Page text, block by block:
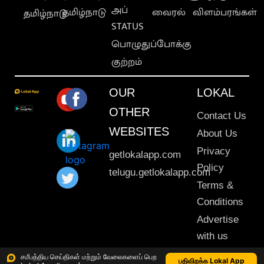
சமீபத்திய செய்திகள் மற்றும் வேலைகளைப் பெற
பதிவிறக்க Lokal App
தமிழ்நாடுதமிழ்நாடு அப்
STATUS
பொழுதுப்போக்கு
குற்றம்
வைரல் விளம்பரங்கள்
OUR
OTHER
WEBSITES
getlokalapp.com
telugu.getlokalapp.com
LOKAL
Contact Us
About Us
Privacy
Policy
Terms &
Conditions
Advertise
with us
Sitemap